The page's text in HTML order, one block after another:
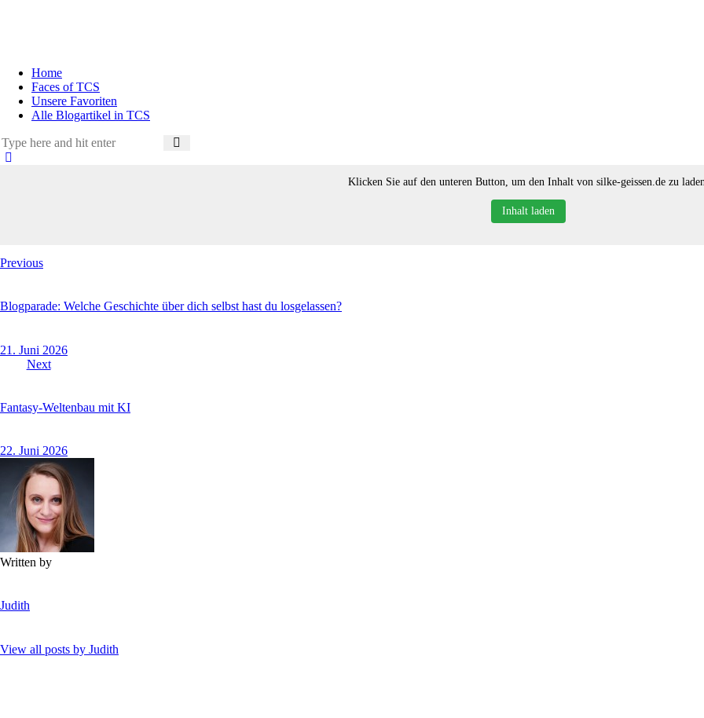
Home
Faces of TCS
Unsere Favoriten
Alle Blogartikel in TCS
Klicken Sie auf den unteren Button, um den Inhalt von silke-geissen.de zu
Inhalt laden
Beitragsnavigation
Previous
Blogparade: Welche Geschichte über dich selbst hast du losgelassen?
21. Juni 2026
Next
Fantasy-Weltenbau mit KI
22. Juni 2026
Written by
Judith
View all posts by Judith